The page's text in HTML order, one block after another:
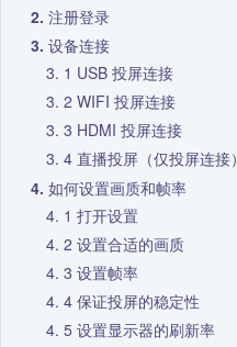
注册登录
设备连接
USB 投屏连接
WIFI 投屏连接
HDMI 投屏连接
直播投屏（仅投屏连接）
如何设置画质和帧率
打开设置
设置合适的画质
设置帧率
保证投屏的稳定性
设置显示器的刷新率